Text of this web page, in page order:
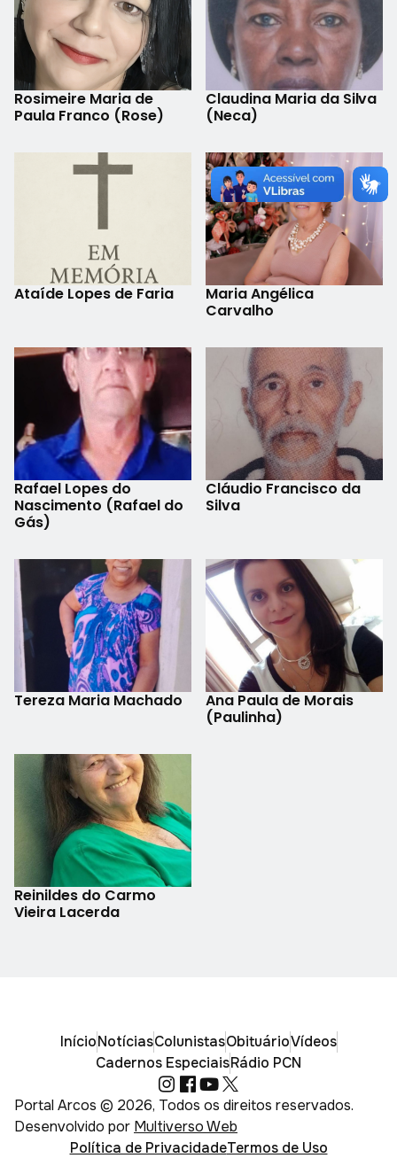
Rosimeire Maria de
Paula Franco (Rose)
Claudina Maria da Silva
(Neca)
Ataíde Lopes de Faria
Maria Angélica
Carvalho
Rafael Lopes do
Nascimento (Rafael do
Gás)
Cláudio Francisco da
Silva
Tereza Maria Machado
Ana Paula de Morais
(Paulinha)
Reinildes do Carmo
Vieira Lacerda
InícioNotíciasColunistasObituárioVídeos
Cadernos EspeciaisRádio PCN
Portal Arcos © 2026, Todos os direitos reservados.
Desenvolvido por Multiverso Web
Política de PrivacidadeTermos de Uso